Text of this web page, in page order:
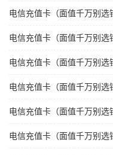
电信充值卡（面值千万别选
电信充值卡（面值千万别选
电信充值卡（面值千万别选
电信充值卡（面值千万别选
电信充值卡（面值千万别选
电信充值卡（面值千万别选